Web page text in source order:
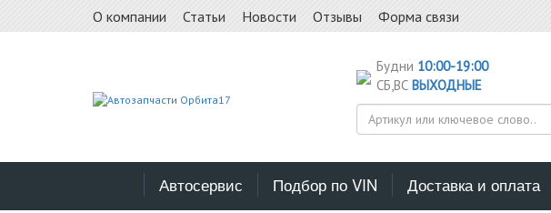
О компании Статьи Новости Отзывы Форма связи
Будни 10:00-19:00
СБ,ВС ВЫХОДНЫЕ
Автосервис Подбор по VIN Доставка и оплата